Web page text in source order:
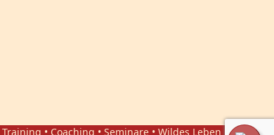
• Coaching • Seminare • Wildes Leben